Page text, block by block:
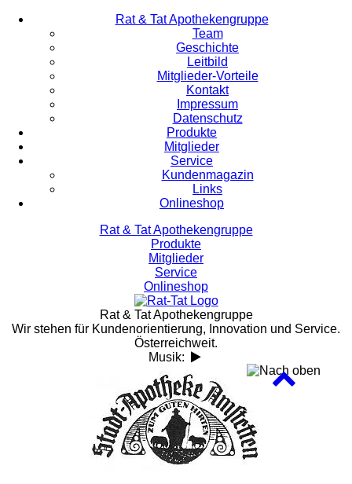
Rat & Tat Apothekengruppe
Team
Geschichte
Leitbild
Mitglieder-Vorteile
Kontakt
Impressum
Datenschutz
Produkte
Mitglieder
Service
Kundenmagazin
Links
Onlineshop
Rat & Tat Apothekengruppe
Produkte
Mitglieder
Service
Onlineshop
Rat & Tat Apothekengruppe
Wir stehen für Kundenorientierung, Innovation und Service.
Österreichweit.
Musik: